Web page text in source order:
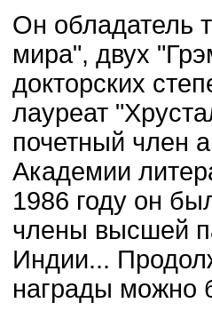
Он обладатель
мира", двух
докторских
лауреат
почетный член
Академии
1986 году он
члены высшей
Индии...
награды можно